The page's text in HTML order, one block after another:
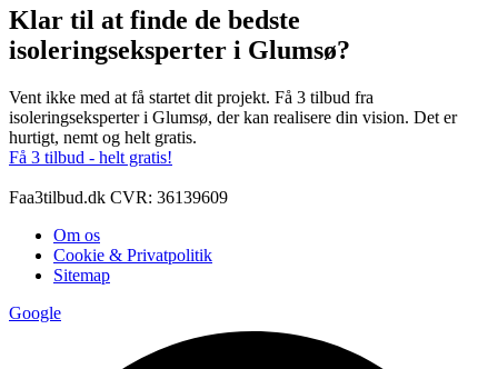
Klar til at finde de bedste
isoleringseksperter i Glumsø?
Vent ikke med at få startet dit projekt. Få 3 tilbud fra
isoleringseksperter i Glumsø, der kan realisere din vision. Det er
hurtigt, nemt og helt gratis.
Få 3 tilbud - helt gratis!
Faa3tilbud.dk CVR: 36139609
Om os
Cookie & Privatpolitik
Sitemap
Google